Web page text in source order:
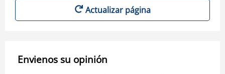
Actualizar página
Envienos su opinión